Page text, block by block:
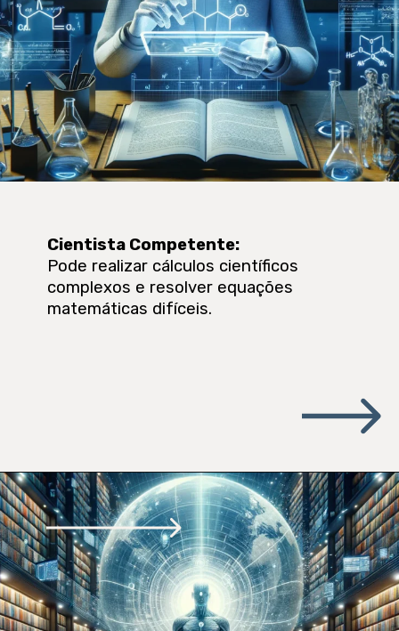
Cientista Competente:
Pode realizar cálculos científicos
complexos e resolver equações
matemáticas difíceis.